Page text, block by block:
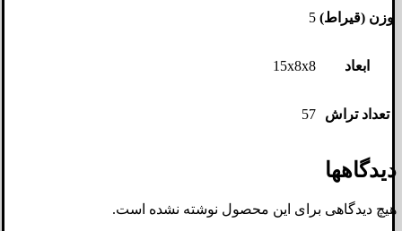
وزن (قیراط) 5
ابعاد 15x8x8
تعداد تراش 57
دیدگاهها
هیچ دیدگاهی برای این محصول نوشته نشده است.